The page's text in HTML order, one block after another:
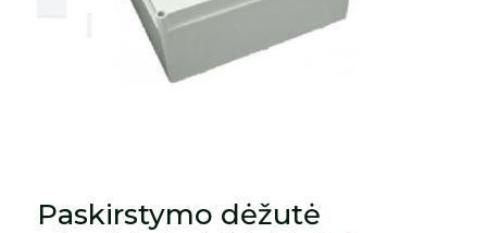
Paskirstymo dėžutė